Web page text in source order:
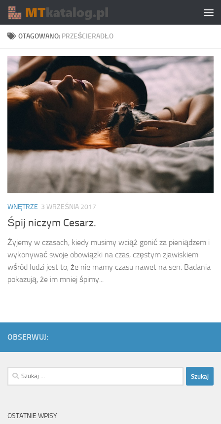
Skip to content
OTAGOWANO: PRZEŚCIERADŁO
WNĘTRZE 3 WRZEŚNIA 2017
Śpij niczym Cesarz.
Żyjemy w czasach, kiedy musimy wciąż gonić za pieniądzem i
wykonywać swoje obowiązki na czas, częstym zjawiskiem
wśród ludzi jest to, że nie mamy czasu nawet na sen. Badania
pokazują, że im mniej śpimy...
OBSERWUJ:
Szukaj:
OSTATNIE WPISY